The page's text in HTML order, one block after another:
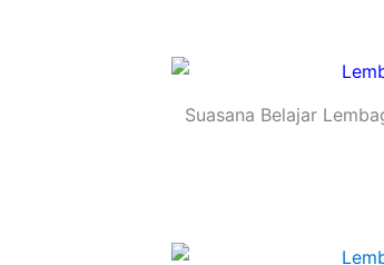
Suasana Belajar